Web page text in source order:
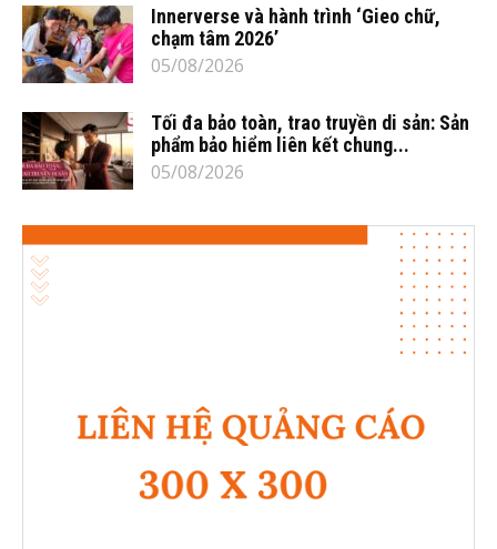
Innerverse và hành trình ‘Gieo chữ,
chạm tâm 2026’
05/08/2026
Tối đa bảo toàn, trao truyền di sản: Sản
phẩm bảo hiểm liên kết chung...
05/08/2026